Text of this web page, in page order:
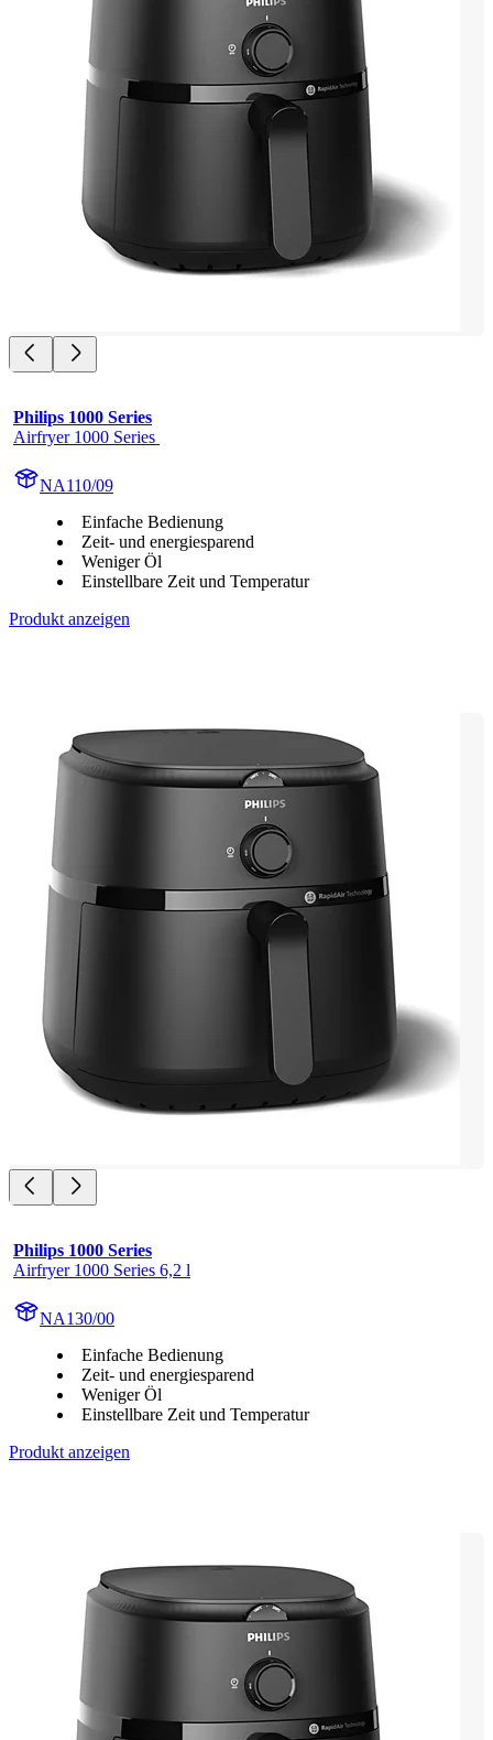
Philips 1000 Series
Airfryer 1000 Series
NA110/09
Einfache Bedienung
Zeit- und energiesparend
Weniger Öl
Einstellbare Zeit und Temperatur
Produkt anzeigen
Philips 1000 Series
Airfryer 1000 Series 6,2 l
NA130/00
Einfache Bedienung
Zeit- und energiesparend
Weniger Öl
Einstellbare Zeit und Temperatur
Produkt anzeigen